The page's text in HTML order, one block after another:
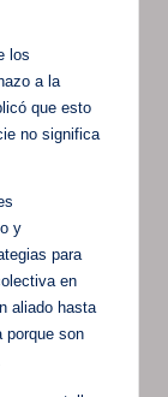
los
a la
que esto
no significa
y
para
en
aliado hasta
porque son